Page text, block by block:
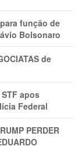
função de
Bolsonaro
de
apos
Federal
PERDER